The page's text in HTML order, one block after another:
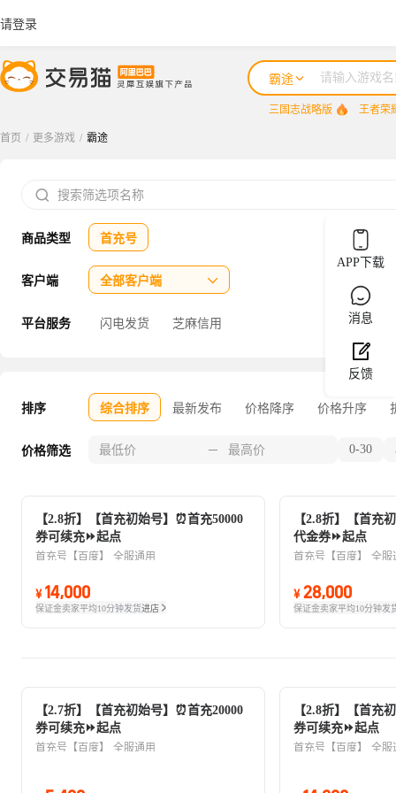
APP下载
消息
反馈
请登录
霸途
三国志战略版 王者荣
首页 / 更多游戏 / 霸途

商品类型 首充号
客户端 全部客户端 
平台服务 闪电发货 芝麻信用
排序 综合排序 最新发布 价格降序 价格升序
价格筛选 0-30
【2.8折】【首充初始号】⏰首充50000
券可续充⏩起点
首充号【百度】 全服通用
¥ 14,000
保证金卖家平均10分钟发货进店
【2.8折】【首充
代金券⏩起点
首充号【百度】 全服
¥ 28,000
保证金卖家平均10分钟发
【2.7折】【首充初始号】⏰首充20000
券可续充⏩起点
首充号【百度】 全服通用
【2.8折】【首充
券可续充⏩起点
首充号【百度】 全服